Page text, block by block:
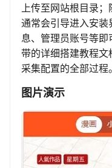
上传至网站根目录
通常会引导进入安
息、管理员账号等
带的详细搭建教程文
采集配置的全部过程。
图片演示